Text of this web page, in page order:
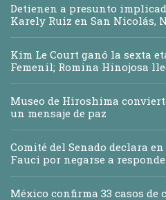
Detienen a presunto
Karely Ruiz en San Nicolás,
Kim Le Court ganó la sexta
Femenil; Romina Hinojosa
Museo de Hiroshima
un mensaje de paz
Comité del Senado declara
Fauci por negarse a
México confirma 33 casos